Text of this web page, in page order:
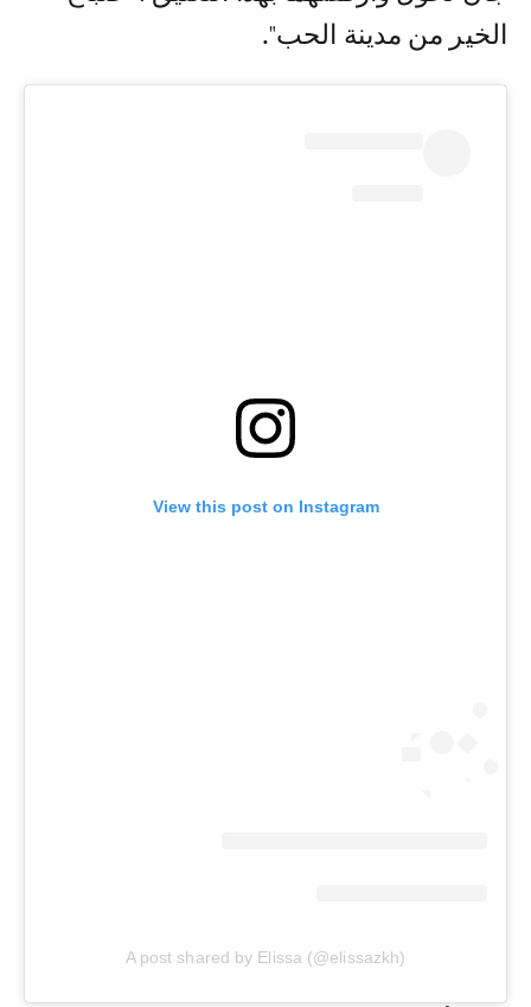
الخير من مدينة الحب".
View this post on Instagram
A post shared by Elissa (@elissazkh)